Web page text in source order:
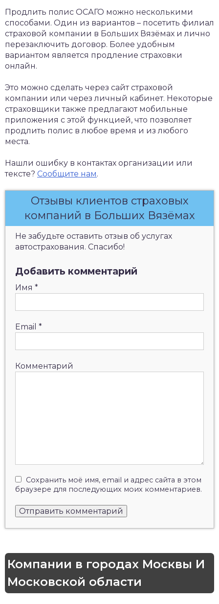
Продлить полис ОСАГО можно несколькими
способами. Один из вариантов – посетить филиал
страховой компании в Больших Вязёмах и лично
перезаключить договор. Более удобным
вариантом является продление страховки
онлайн.
Это можно сделать через сайт страховой
компании или через личный кабинет. Некоторые
страховщики также предлагают мобильные
приложения с этой функцией, что позволяет
продлить полис в любое время и из любого
места.
Нашли ошибку в контактах организации или
тексте? Сообщите нам.
Отзывы клиентов страховых
компаний в Больших Вязёмах
Не забудьте оставить отзыв об услугах
автострахования. Спасибо!
Добавить комментарий
Имя *
Email *
Комментарий
Сохранить моё имя, email и адрес сайта в этом
браузере для последующих моих комментариев.
Компании в городах Москвы И
Московской области